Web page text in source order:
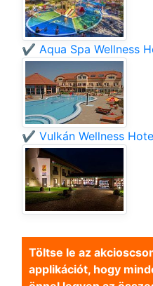
✔️ Aqua Spa Wellness
✔️ Vulkán Wellness
Töltse le az
applikációt, hogy